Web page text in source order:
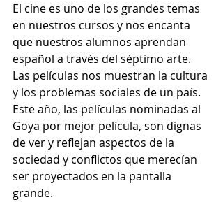
El cine es uno de los grandes temas
en nuestros cursos y nos encanta
que nuestros alumnos aprendan
español a través del séptimo arte.
Las películas nos muestran la cultura
y los problemas sociales de un país.
Este año, las películas nominadas al
Goya por mejor película, son dignas
de ver y reflejan aspectos de la
sociedad y conflictos que merecían
ser proyectados en la pantalla
grande.